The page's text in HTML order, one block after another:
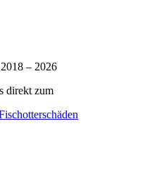
– 2026
direkt zum